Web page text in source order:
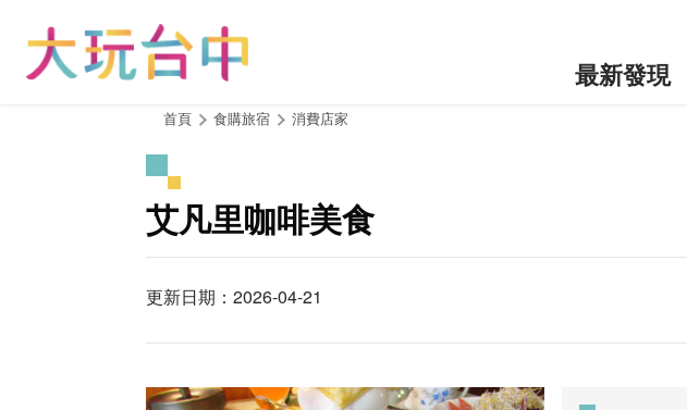
最新發現
首頁 食購旅宿 消費店家
艾凡里咖啡美食
更新日期：2026-04-21